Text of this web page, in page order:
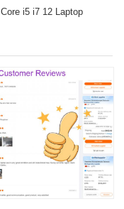
Core i5 i7 12 Laptop